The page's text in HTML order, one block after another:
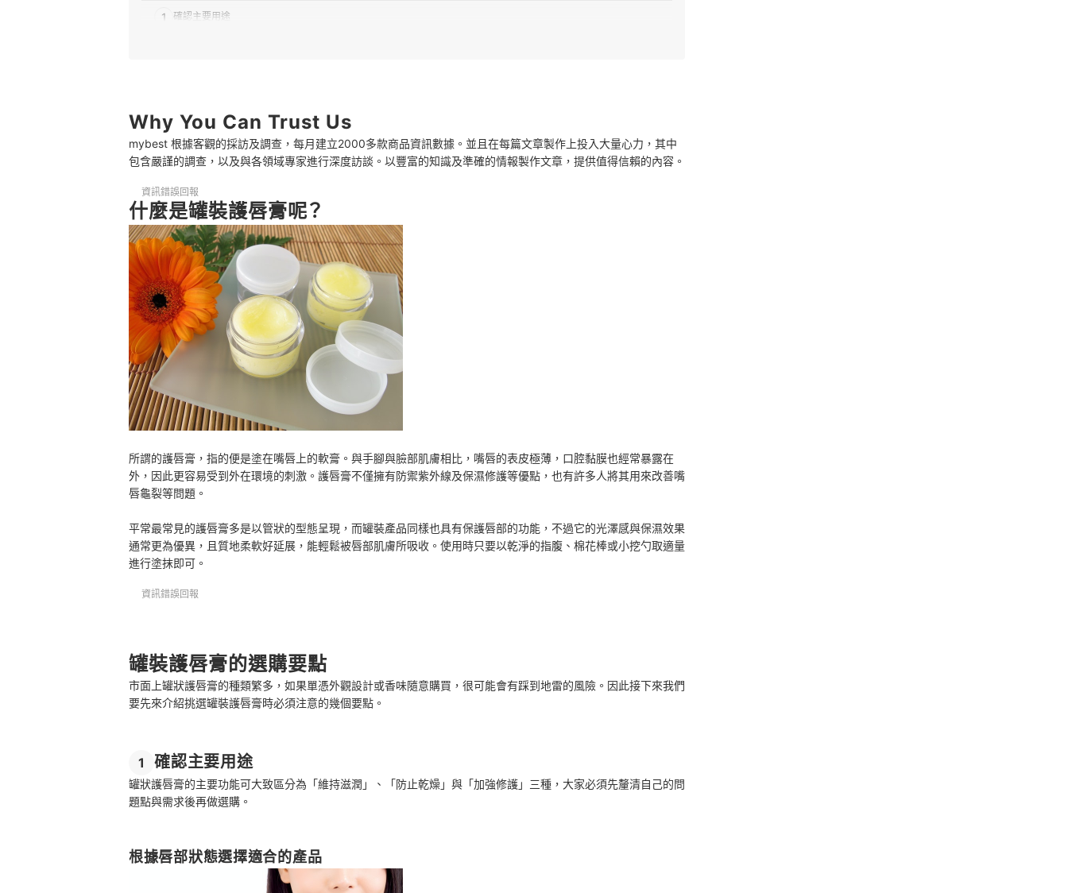
1 確認主要用途
推薦十大罐裝護唇膏人氣排行榜
如何讓護唇膏發揮最大效用
總結
Why You Can Trust Us
mybest 根據客觀的採訪及調查，每月建立2000多款商品資訊數據。並且在每篇文章製作上投入大量心力，其中
包含嚴謹的調查，以及與各領域專家進行深度訪談。以豐富的知識及準確的情報製作文章，提供值得信賴的內容。
資訊錯誤回報
什麼是罐裝護唇膏呢？
所謂的護唇膏，指的便是塗在嘴唇上的軟膏。與手腳與臉部肌膚相比，嘴唇的表皮極薄，口腔黏膜也經常暴露在
外，因此更容易受到外在環境的刺激。護唇膏不僅擁有防禦紫外線及保濕修護等優點，也有許多人將其用來改善嘴
唇龜裂等問題。
平常最常見的護唇膏多是以管狀的型態呈現，而罐裝產品同樣也具有保護唇部的功能，不過它的光澤感與保濕效果
通常更為優異，且質地柔軟好延展，能輕鬆被唇部肌膚所吸收。使用時只要以乾淨的指腹、棉花棒或小挖勺取適量
進行塗抹即可。
資訊錯誤回報
罐裝護唇膏的選購要點
市面上罐狀護唇膏的種類繁多，如果單憑外觀設計或香味隨意購買，很可能會有踩到地雷的風險。因此接下來我們
要先來介紹挑選罐裝護唇膏時必須注意的幾個要點。
1 確認主要用途
罐狀護唇膏的主要功能可大致區分為「維持滋潤」、「防止乾燥」與「加強修護」三種，大家必須先釐清自己的問
題點與需求後再做選購。
根據唇部狀態選擇適合的產品